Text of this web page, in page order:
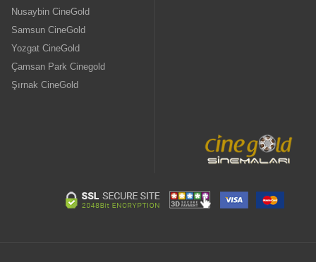
Nusaybin CineGold
Samsun CineGold
Yozgat CineGold
Çamsan Park Cinegold
Şırnak CineGold